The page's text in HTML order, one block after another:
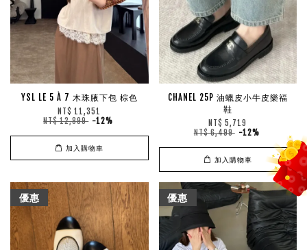
YSL LE 5 À 7 木珠腋下包 棕色
NT$ 11,351
NT$ 12,899 -12%
加入購物車
CHANEL 25P 油蠟皮小牛皮樂福
鞋
NT$ 5,719
NT$ 6,499 -12%
加入購物車
優惠 優惠